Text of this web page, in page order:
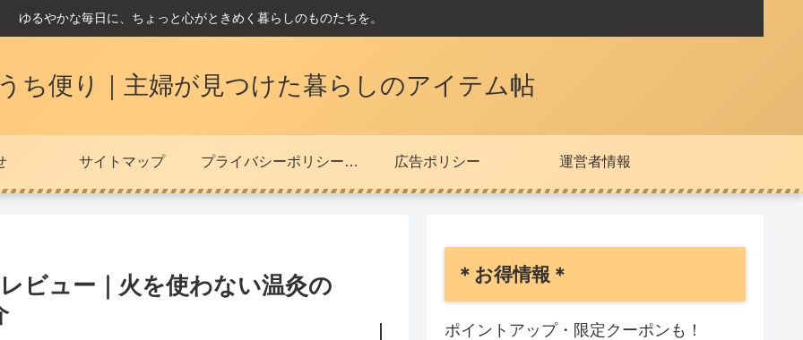
ゆるやかな毎日に、ちょっと心がときめく暮らしのものたちを。
ち便り｜主婦が見つけた暮らしのアイテム帖
サイトマップ プライバシーポリシー・免責事項 広告ポリシー 運営者情報
ビュー｜火を使わない温灸の
＊お得情報＊
ポイントアップ・限定クーポンも！